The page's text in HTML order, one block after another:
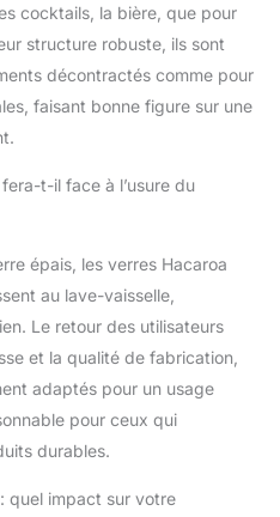
cocktails, la bière, que pour
structure robuste, ils sont
décontractés comme pour
faisant bonne figure sur une
t-il face à l’usure du
épais, les verres Hacaroa
au lave-vaisselle,
Le retour des utilisateurs
et la qualité de fabrication,
adaptés pour un usage
pour ceux qui
durables.
quel impact sur votre